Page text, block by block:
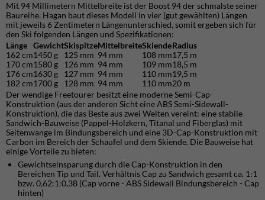
Mit 94 Millimetern Mittelbreite ist der Boost 94 der schmalste seiner
Baureihe. Hagan baut dieses Modell in vier (gut gewählten) Längen
mit jeweils 6 Zentimetern Längenunterschied, somit ergeben sich für
den Ski folgenden Längen und Spezifikationen:
Länge GewichtSkispitzeMittelbreiteSkiendeRadius
162 cm1450 g 125 mm 94 mm 108 mm17,5 m
170 cm1580 g 126 mm 94 mm 109 mm18,5 m
176 cm1630 g 127 mm 94 mm 110 mm19,5 m
182 cm1700 g 128 mm 94 mm 110 mm20 m
Der wendige Freetourer besitzt eine moderne Semi-Cap-
Konstruktion (aus der anderen Sicht eine ABS Semi-Sidewall-
Konstruktion), die das Beste aus zwei Welten vereint: eine stabile
Sandwich-Bauweise (Pappel-Holzkern, Titanal und Fiberglas) mit
Seitenwange im Bindungsbereich und eine 3D-Cap-Konstruktion mit
Carbon im Bereich der Schaufel und dem Skiende. Die Bauweise hat
einige Vorteile zu bieten:
Gewichtseinsparung durch die Cap-Konstruktion in den
Bereichen Tip und Tail. Verhältnis Cap zu Sandwich gesamt ca. 1:1
bzw. 0,62:1:0,38 (Cap vorne - ABS Sidewall Bindungsbereich - Cap
hinten)